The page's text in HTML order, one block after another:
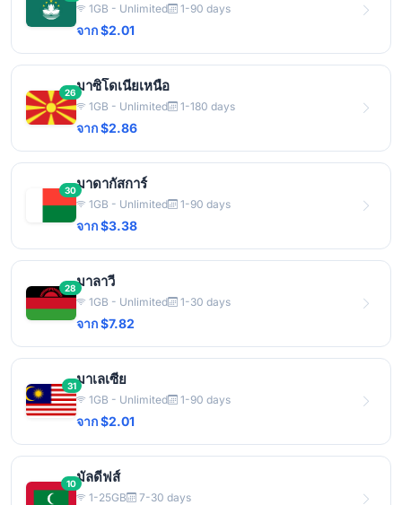
1GB - Unlimited 1-90 days
จาก $2.01
26มาซิโดเนียเหนือ
1GB - Unlimited 1-180 days
จาก $2.86
30มาดากัสการ์
1GB - Unlimited 1-90 days
จาก $3.38
28มาลาวี
1GB - Unlimited 1-30 days
จาก $7.82
31มาเลเซีย
1GB - Unlimited 1-90 days
จาก $2.01
10มัลดีฟส์
1-25GB 7-30 days